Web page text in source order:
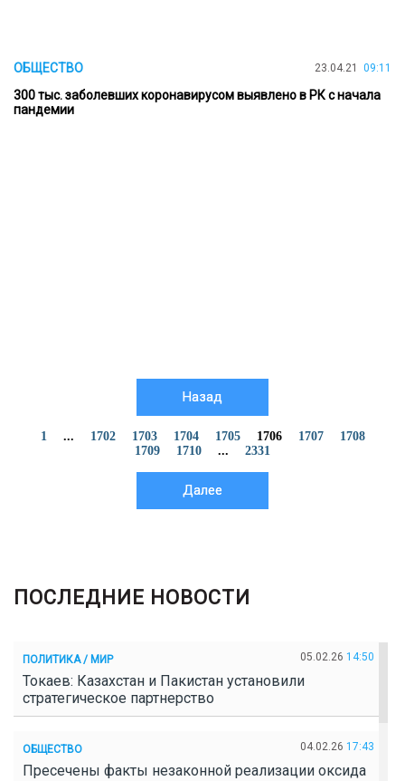
ОБЩЕСТВО 23.04.21 09:11
300 тыс. заболевших коронавирусом выявлено в РК с начала
пандемии
Назад
1 ... 1702 1703 1704 1705 1706 1707
1708
1709
1710 ... 2331
Далее
ПОСЛЕДНИЕ НОВОСТИ
ПОЛИТИКА / МИР 05.02.26 14:50
Токаев: Казахстан и Пакистан установили
стратегическое партнерство
ОБЩЕСТВО 04.02.26 17:43
Пресечены факты незаконной реализации оксида